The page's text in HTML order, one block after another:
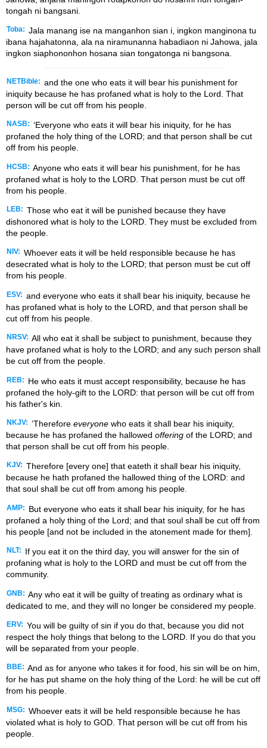
tongah ni bangsani.
Toba: Jala manang ise na manganhon sian i, ingkon manginona tu
ibana hajahatonna, ala na niramunanna habadiaon ni Jahowa, jala
ingkon siaphononhon hosana sian tongatonga ni bangsona.
NETBible: and the one who eats it will bear his punishment for
iniquity because he has profaned what is holy to the Lord . That
person will be cut off from his people.
NASB: ‘Everyone who eats it will bear his iniquity, for he has
profaned the holy thing of the LORD; and that person shall be cut
off from his people.
HCSB: Anyone who eats it will bear his punishment, for he has
profaned what is holy to the LORD. That person must be cut off
from his people.
LEB: Those who eat it will be punished because they have
dishonored what is holy to the LORD. They must be excluded from
the people.
NIV: Whoever eats it will be held responsible because he has
desecrated what is holy to the LORD; that person must be cut off
from his people.
ESV: and everyone who eats it shall bear his iniquity, because he
has profaned what is holy to the LORD, and that person shall be
cut off from his people.
NRSV: All who eat it shall be subject to punishment, because they
have profaned what is holy to the LORD; and any such person shall
be cut off from the people.
REB:
He who eats it must accept responsibility, because he has
profaned the holy-gift to the LORD: that person will be cut off from
his father's kin.
NKJV: ‘Therefore everyone who eats it shall bear his iniquity,
because he has profaned the hallowed offering of the LORD; and
that person shall be cut off from his people.
KJV: Therefore [every one] that eateth it shall bear his iniquity,
because he hath profaned the hallowed thing of the LORD: and
that soul shall be cut off from among his people.
AMP:
But everyone who eats it shall bear his iniquity, for he has
profaned a holy thing of the Lord; and that soul shall be cut off from
his people [and not be included in the atonement made for them].
NLT:
If you eat it on the third day, you will answer for the sin of
profaning what is holy to the LORD and must be cut off from the
community.
GNB: Any who eat it will be guilty of treating as ordinary what is
dedicated to me, and they will no longer be considered my people.
ERV: You will be guilty of sin if you do that, because you did not
respect the holy things that belong to the LORD. If you do that you
will be separated from your people.
BBE: And as for anyone who takes it for food, his sin will be on him,
for he has put shame on the holy thing of the Lord: he will be cut off
from his people.
MSG: Whoever eats it will be held responsible because he has
violated what is holy to GOD. That person will be cut off from his
people.